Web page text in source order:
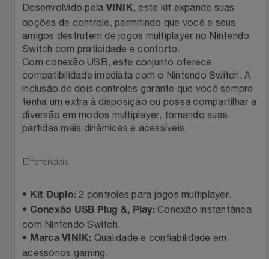
Malas E Mochilas
Mercado
Natal
Papelaria
Páscoa
Mondial
Mormaii
Multi
Natura
Perfumes & Cosméticos
Ponto Frio
Renner
Sams Club
Topstore
Desenvolvido pela VINIK , este kit expande suas
opções de controle, permitindo que você e seus
amigos desfrutem de jogos multiplayer no Nintendo
Switch com praticidade e conforto.
Com conexão USB, este conjunto oferece
compatibilidade imediata com o Nintendo Switch. A
inclusão de dois controles garante que você sempre
tenha um extra à disposição ou possa compartilhar a
diversão em modos multiplayer, tornando suas
partidas mais dinâmicas e acessíveis.
Diferenciais
• Kit Duplo: 2 controles para jogos multiplayer.
• Conexão USB Plug &, Play:Conexão instantânea
com Nintendo Switch.
• Marca VINIK: Qualidade e confiabilidade em
acessórios gaming.